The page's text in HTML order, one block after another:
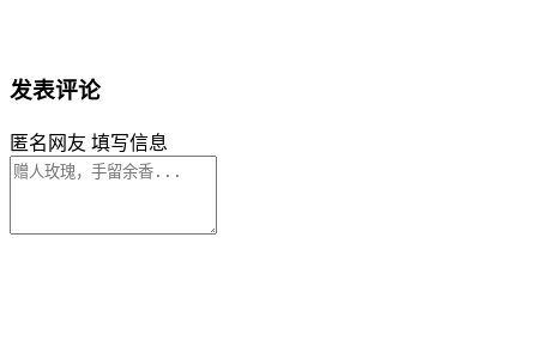
发表评论
匿名网友 填写信息